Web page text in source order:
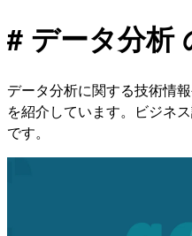
# データ分析
データ分析に関する技術情
を紹介しています。ビジネ
です。